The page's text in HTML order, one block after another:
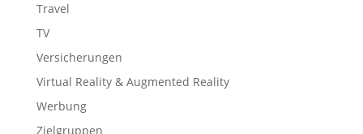
Travel
TV
Versicherungen
Virtual Reality & Augmented Reality
Werbung
Zielgruppen